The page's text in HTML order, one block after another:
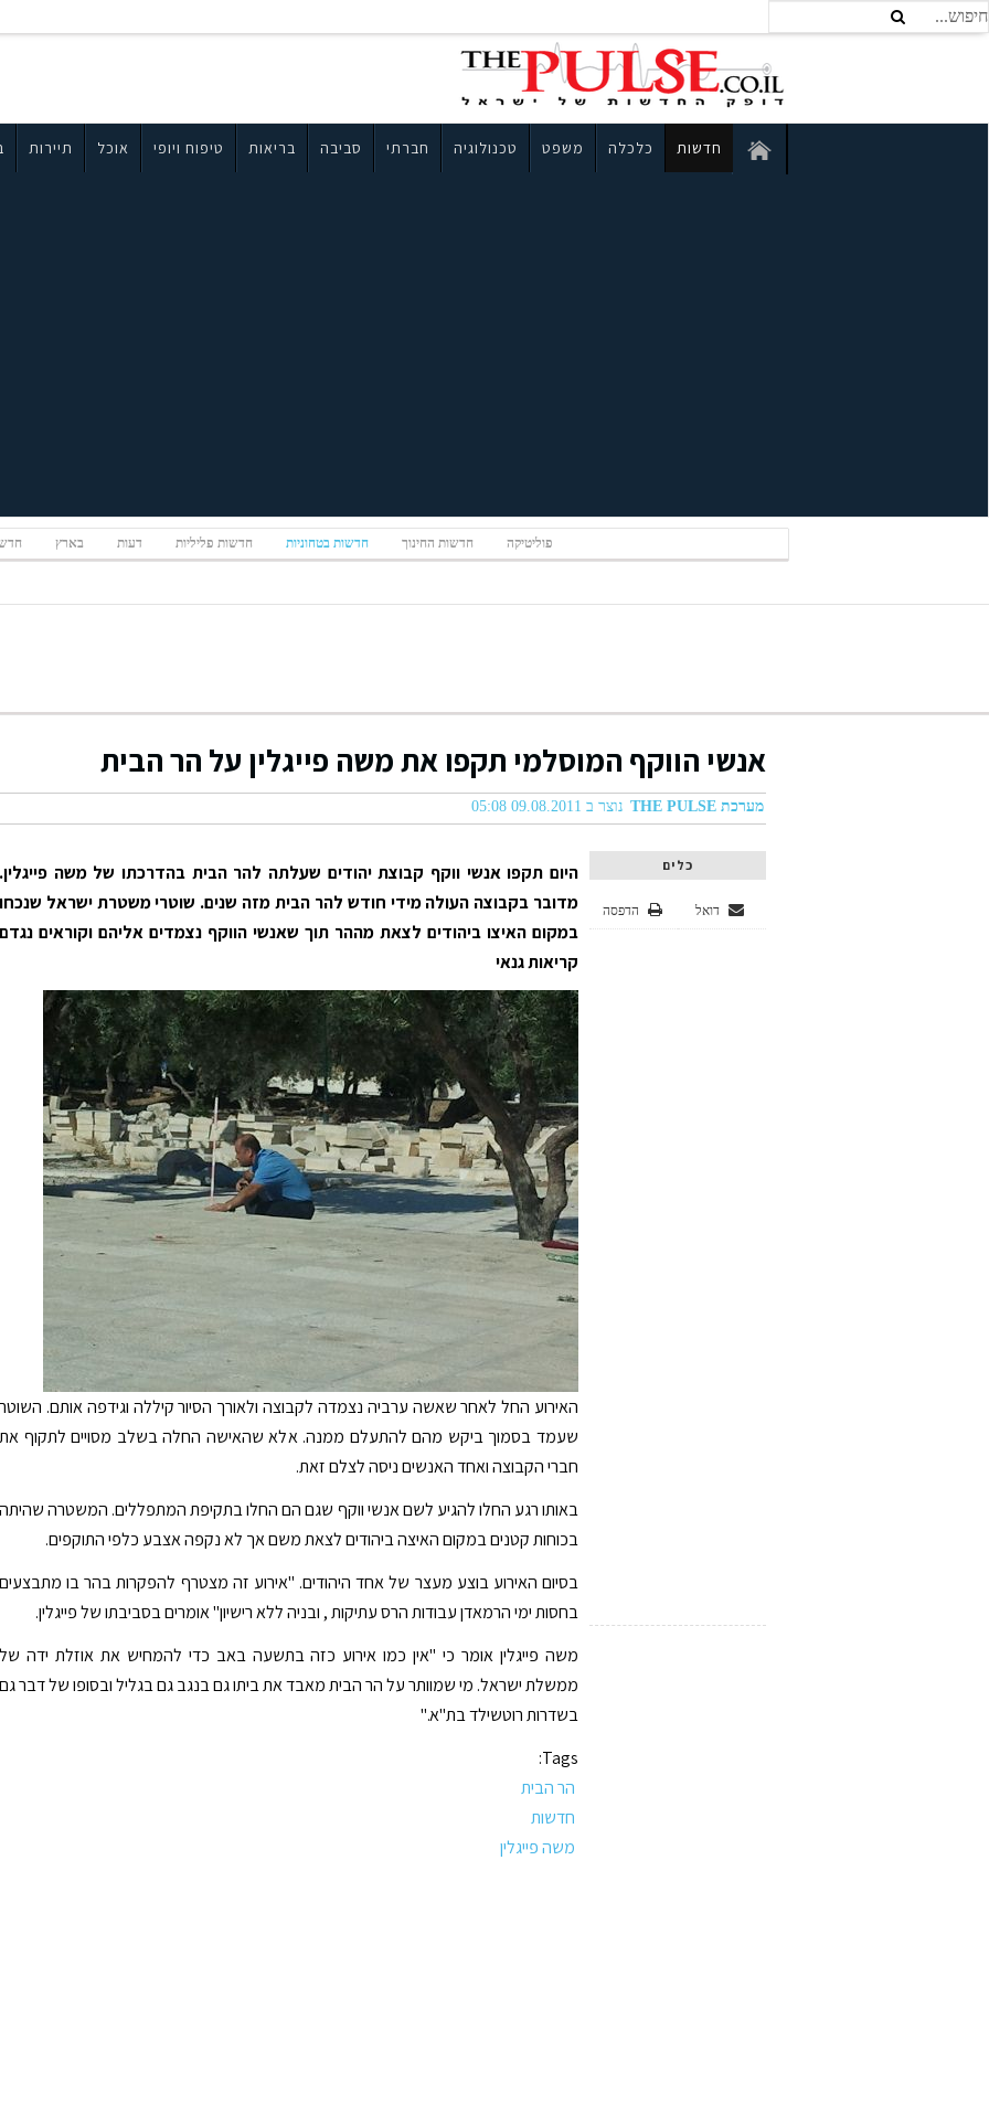
חדשות כלכלה משפט טכנולוגיה חברתי סביבה בריאות טיפוח ויופי אוכל תיירות
פוליטיקה חדשות החינוך חדשות בטחוניות חדשות פליליות דעות בארץ
אנשי הווקף המוסלמי תקפו את משה פייגלין על הר הבית
מערכת THE PULSE נוצר ב 09.08.2011 05:08
כלים
הדפסה דואל
היום תקפו אנשי ווקף קבוצת יהודים שעלתה להר הבית בהדרכתו של משה פייגלין.
מדובר בקבוצה העולה מידי חודש להר הבית מזה שנים. שוטרי משטרת ישראל שנכחו
במקום האיצו ביהודים לצאת מההר תוך שאנשי הווקף נצמדים אליהם וקוראים נגדם
קריאות גנאי
האירוע החל לאחר שאשה ערביה נצמדה לקבוצה ולאורך הסיור קיללה וגידפה אותם. השוטר
שעמד בסמוך ביקש מהם להתעלם ממנה. אלא שהאישה החלה בשלב מסויים לתקוף את
חברי הקבוצה ואחד האנשים ניסה לצלם זאת.
באותו רגע החלו להגיע לשם אנשי ווקף שגם הם החלו בתקיפת המתפללים. המשטרה שהיתה
בכוחות קטנים במקום האיצה ביהודים לצאת משם אך לא נקפה אצבע כלפי התוקפים.
בסיום האירוע בוצע מעצר של אחד היהודים. "אירוע זה מצטרף להפקרות בהר בו מתבצעים
בחסות ימי הרמאדן עבודות הרס עתיקות , ובניה ללא רישיון" אומרים בסביבתו של פייגלין.
משה פייגלין אומר כי "אין כמו אירוע כזה בתשעה באב כדי להמחיש את אוזלת ידה של
ממשלת ישראל. מי שמוותר על הר הבית מאבד את ביתו גם בנגב גם בגליל ובסופו של דבר גם
בשדרות רוטשילד בת"א."
Tags:
הר הבית
חדשות
משה פייגלין